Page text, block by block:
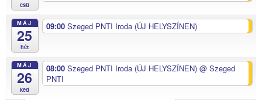
csü
MÁJ
25
hét
09:00 Szeged PNTI Iroda (ÚJ HELYSZÍNEN)
MÁJ
26
ked
08:00 Szeged PNTI Iroda (ÚJ HELYSZÍNEN) @ Szeged
PNTI